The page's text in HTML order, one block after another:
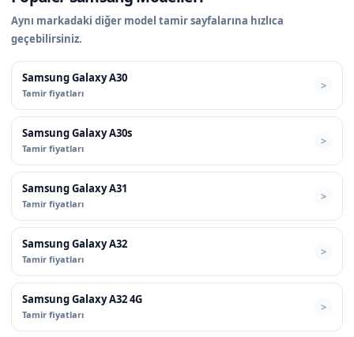
Aynı markadaki diğer model tamir sayfalarına hızlıca
geçebilirsiniz.
Samsung Galaxy A30
Tamir fiyatları
Samsung Galaxy A30s
Tamir fiyatları
Samsung Galaxy A31
Tamir fiyatları
Samsung Galaxy A32
Tamir fiyatları
Samsung Galaxy A32 4G
Tamir fiyatları